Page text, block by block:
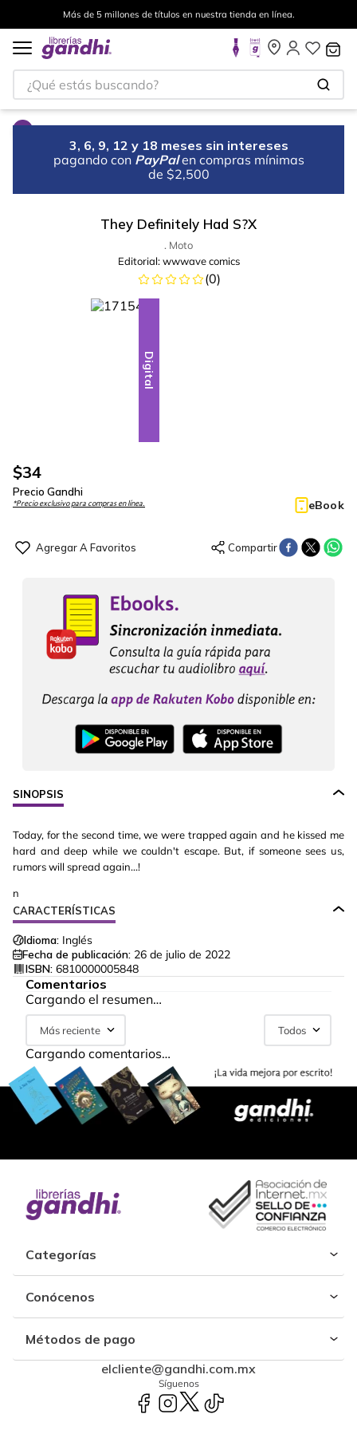
Más de 5 millones de títulos en nuestra tienda en línea.
¿Qué estás buscando?
3, 6, 9, 12 y 18 meses sin intereses
pagando con PayPal en compras mínimas
de $2,500
They Definitely Had S?X
. Moto
Editorial: wwwave comics
(0)
Digital
$34
Precio Gandhi
*Precio exclusivo para compras en línea. eBook
SINOPSIS
Today, for the second time, we were trapped again and he kissed me
hard and deep while we couldn't escape. But, if someone sees us,
rumors will spread again...!
n
CARACTERÍSTICAS
Idioma: Inglés
Fecha de publicación: 26 de julio de 2022
ISBN: 6810000005848
Comentarios
Cargando el resumen…
Más reciente Todos
Cargando comentarios…
Categorías
Conócenos
Métodos de pago
elcliente@gandhi.com.mx
Síguenos